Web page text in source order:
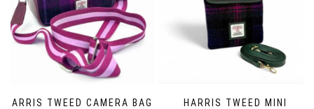
HARRIS TWEED CAMERA BAG
HARRIS TWEED MINI